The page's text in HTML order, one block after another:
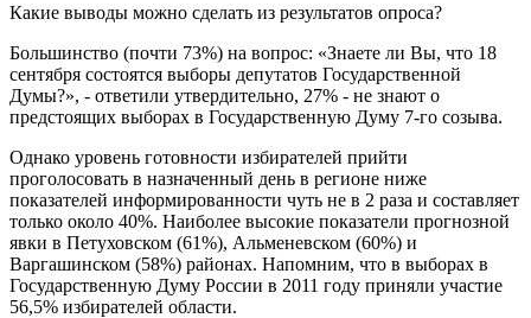
Какие выводы можно сделать из результатов опроса?
Большинство (почти 73%) на вопрос: «Знаете ли Вы, что 18
сентября состоятся выборы депутатов Государственной
Думы?», - ответили утвердительно, 27% - не знают о
предстоящих выборах в Государственную Думу 7-го созыва.
Однако уровень готовности избирателей прийти
проголосовать в назначенный день в регионе ниже
показателей информированности чуть не в 2 раза и составляет
только около 40%. Наиболее высокие показатели прогнозной
явки в Петуховском (61%), Альменевском (60%) и
Варгашинском (58%) районах. Напомним, что в выборах в
Государственную Думу России в 2011 году приняли участие
56,5% избирателей области.